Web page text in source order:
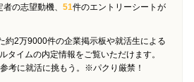
の志望動機、 51件のエントリーシートが
約2万9000件の企業掲示板や就活生による
タイムの内定情報をご覧いただけます。
考に就活に挑もう。※パクり厳禁！